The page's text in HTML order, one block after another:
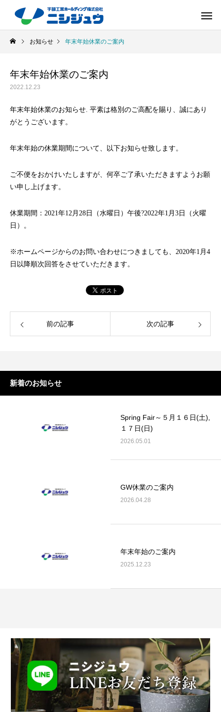
お知らせ 年末年始休業のご案内
年末年始休業のご案内
2022.12.23
年末年始休業のお知らせ. 平素は格別のご高配を賜り、誠にあり
がとうございます。
年末年始の休業期間について、以下お知らせ致します。
ご不便をおかけいたしますが、何卒ご了承いただきますようお願
い申し上げます。
休業期間：2021年12月28日（水曜日）午後?2022年1月3日（火曜
日）。
※ホームページからのお問い合わせにつきましても、2020年1月4
日以降順次回答をさせていただきます。
前の記事 次の記事
新着のお知らせ
Spring Fair～５月１６日(土),
１７日(日)
2026.05.01
GW休業のご案内
2026.04.28
年末年始のご案内
2025.12.23